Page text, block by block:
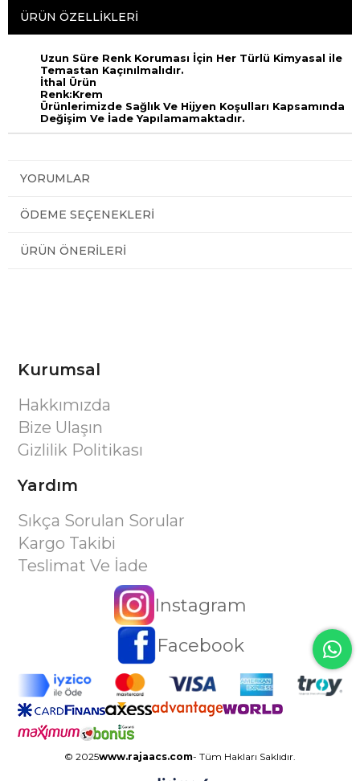
ÜRÜN ÖZELLIKLERI
Uzun Süre Renk Koruması İçin Her Türlü Kimyasal ile
Temastan Kaçınılmalıdır.
İthal Ürün
Renk:Krem
Ürünlerimizde Sağlık Ve Hijyen Koşulları Kapsamında
Değişim Ve İade Yapılamamaktadır.
YORUMLAR
ÖDEME SEÇENEKLERI
ÜRÜN ÖNERILERI
Kurumsal
Hakkımızda
Bize Ulaşın
Gizlilik Politikası
Yardım
Sıkça Sorulan Sorular
Kargo Takibi
Teslimat Ve İade
Instagram
Facebook
© 2025www.rajaacs.com- Tüm Hakları Saklıdır.